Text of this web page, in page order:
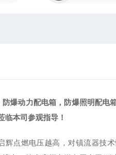
爆动力配电箱，防爆照明配电
临本司参观指导！
辉点燃电压越高，对镇流器技